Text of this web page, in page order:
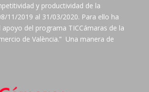
y productividad de la
11/2019 al 31/03/2020. Para ello ha
del programa TICCámaras de la
de València.” Una manera de